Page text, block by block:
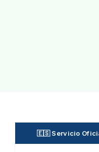
🇪🇸 Servicio